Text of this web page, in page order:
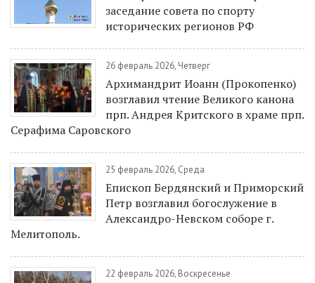
заседание совета по спорту
исторических регионов РФ
26 февраль 2026, Четверг
Архимандрит Иоанн (Прокопенко)
возглавил чтение Великого канона
прп. Андрея Критского в храме прп.
Серафима Саровского
25 февраль 2026, Среда
Епископ Бердянский и Приморский
Петр возглавил богослужение в
Александро-Невском соборе г.
Мелитополь.
22 февраль 2026, Воскресенье